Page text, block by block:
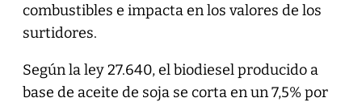
combustibles e impacta en los valores de los
surtidores.
Según la ley 27.640, el biodiesel producido a
base de aceite de soja se corta en un 7,5% por